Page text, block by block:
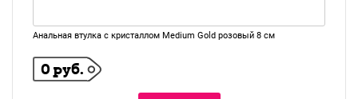
Анальная втулка с кристаллом Medium Gold розовый 8 см
0 руб.